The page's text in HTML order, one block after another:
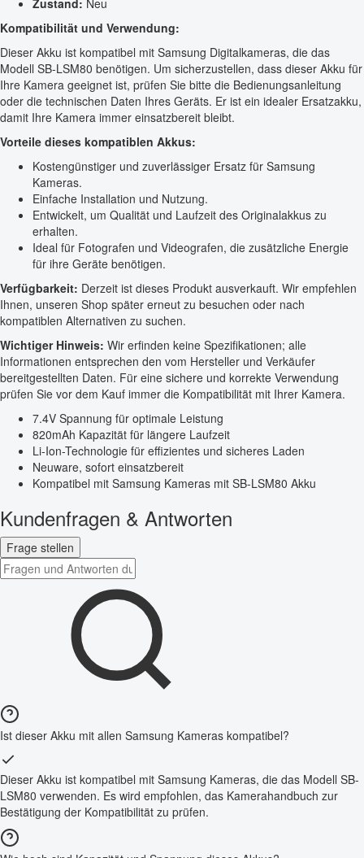
Kompatibilität und Verwendung:
Dieser Akku ist kompatibel mit Samsung Digitalkameras, die das
Modell SB-LSM80 benötigen. Um sicherzustellen, dass dieser Akku für
Ihre Kamera geeignet ist, prüfen Sie bitte die Bedienungsanleitung
oder die technischen Daten Ihres Geräts. Er ist ein idealer Ersatzakku,
damit Ihre Kamera immer einsatzbereit bleibt.
Vorteile dieses kompatiblen Akkus:
Kostengünstiger und zuverlässiger Ersatz für Samsung
Kameras.
Einfache Installation und Nutzung.
Entwickelt, um Qualität und Laufzeit des Originalakkus zu
erhalten.
Ideal für Fotografen und Videografen, die zusätzliche Energie
für ihre Geräte benötigen.
Verfügbarkeit: Derzeit ist dieses Produkt ausverkauft. Wir empfehlen
Ihnen, unseren Shop später erneut zu besuchen oder nach
kompatiblen Alternativen zu suchen.
Wichtiger Hinweis: Wir erfinden keine Spezifikationen; alle
Informationen entsprechen den vom Hersteller und Verkäufer
bereitgestellten Daten. Für eine sichere und korrekte Verwendung
prüfen Sie vor dem Kauf immer die Kompatibilität mit Ihrer Kamera.
7.4V Spannung für optimale Leistung
820mAh Kapazität für längere Laufzeit
Li-Ion-Technologie für effizientes und sicheres Laden
Neuware, sofort einsatzbereit
Kompatibel mit Samsung Kameras mit SB-LSM80 Akku
Kundenfragen & Antworten
Frage stellen
Ist dieser Akku mit allen Samsung Kameras kompatibel?
Dieser Akku ist kompatibel mit Samsung Kameras, die das Modell SB-
LSM80 verwenden. Es wird empfohlen, das Kamerahandbuch zur
Bestätigung der Kompatibilität zu prüfen.